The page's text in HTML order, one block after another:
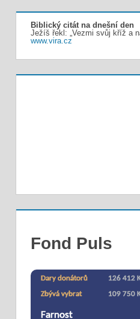
Biblický citát na dnešní den
Ježíš řekl: „Vezmi svůj kříž a
www.vira.cz
Fond Puls